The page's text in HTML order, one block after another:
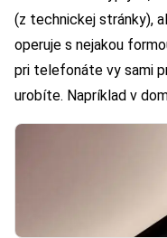
(z technickej stránky),
operuje s nejakou
pri telefonáte vy sami
urobíte. Napríklad v